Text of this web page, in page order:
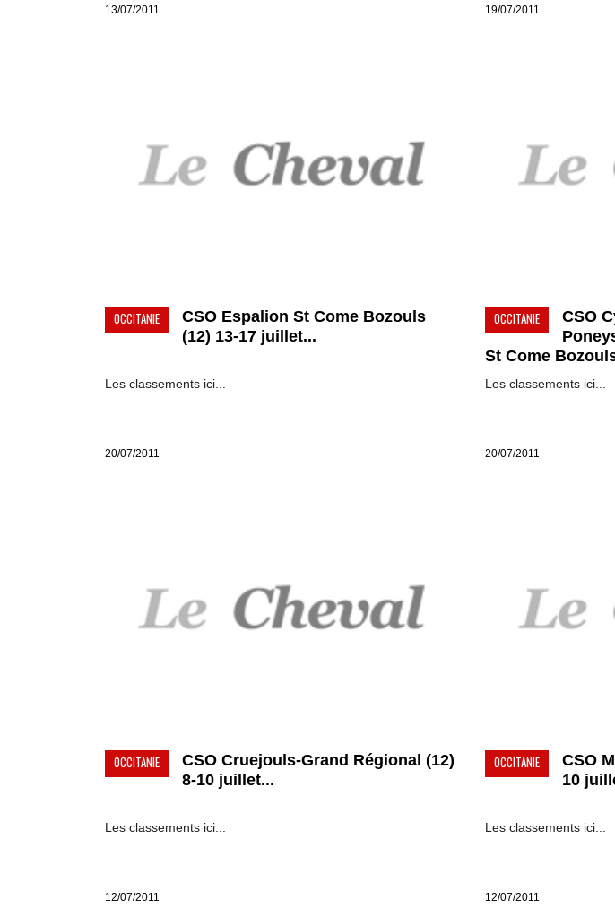
13/07/2011 19/07/2011
OCCITANIE
CSO Espalion St Come Bozouls
(12) 13-17 juillet...
Les classements ici...
20/07/2011
OCCITANIE
CSO
St Come
Les classements ici...
20/07/2011
OCCITANIE
CSO Cruejouls-Grand Régional (12)
8-10 juillet...
Les classements ici...
12/07/2011
OCCITANIE
CSO
10
Les classements ici...
12/07/2011